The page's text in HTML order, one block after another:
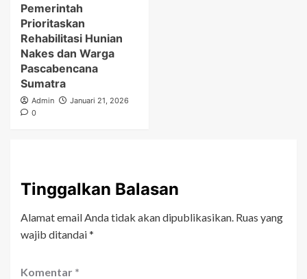
Pemerintah
Prioritaskan
Rehabilitasi Hunian
Nakes dan Warga
Pascabencana
Sumatra
Admin
Januari 21, 2026
0
Tinggalkan Balasan
Alamat email Anda tidak akan dipublikasikan. Ruas yang
wajib ditandai*
Komentar *